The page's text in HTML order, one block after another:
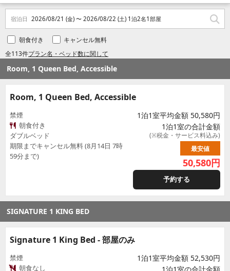
宿泊日 2026/08/21 (金) 〜 2026/08/22 (土) 1泊2名1部屋
全113件プラン名・ベッド数に関して
朝食付き キャンセル無料
Room, 1 Queen Bed, Accessible
Room, 1 Queen Bed, Accessible
禁煙
朝食付き
ダブルベッド
期限までキャンセル無料 (8月14日 7時
59分まで)
1泊1室平均金額 50,580円
1泊1室の合計金額
(※税金・サービス料込み)
最安値
50,580円
予約する
SIGNATURE 1 KING BED
Signature 1 King Bed - 部屋のみ
禁煙
朝食なし
1泊1室平均金額 52,530円